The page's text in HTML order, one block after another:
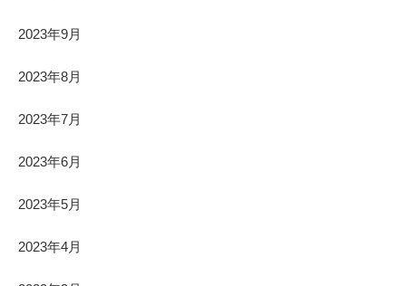
2023年9月
2023年8月
2023年7月
2023年6月
2023年5月
2023年4月